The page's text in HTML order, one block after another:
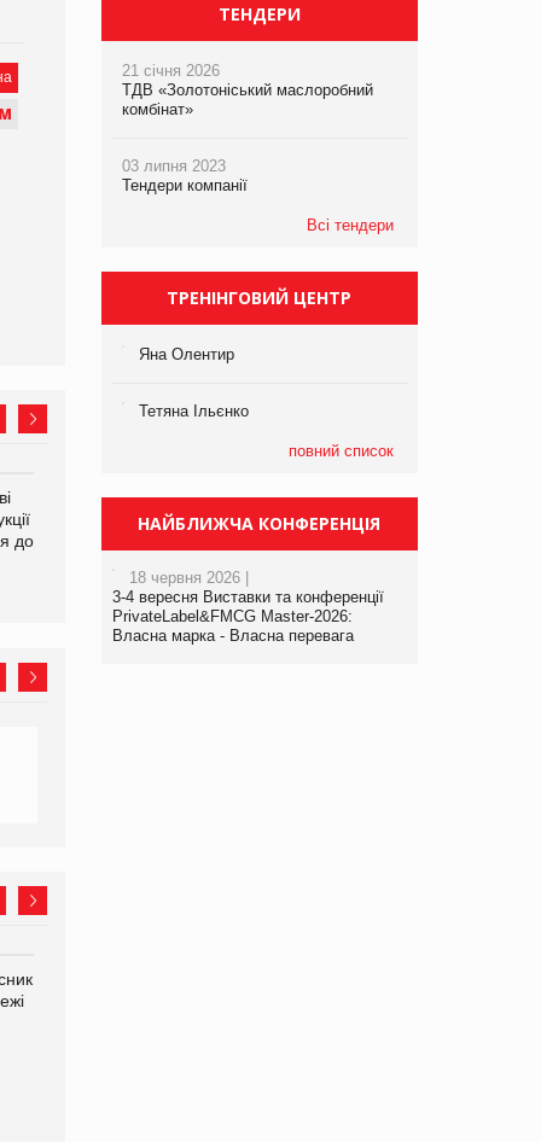
М
до
Аргентина повертається з
продуктами птахівництва
ФАО прогнозує зростання
світових цін на
продовольство
ТЕНДЕРИ
21 січня 2026
ТДВ «Золотоніський маслоробний
комбінат»
03 липня 2023
Тендери компанії
Всі тендери
ТРЕНІНГОВИЙ ЦЕНТР
Яна Олентир
Тетяна Ільєнко
повний список
НАЙБЛИЖЧА КОНФЕРЕНЦІЯ
18 червня 2026 |
3-4 вересня Виставки та конференції
PrivateLabel&FMCG Master-2026:
Власна марка - Власна перевага